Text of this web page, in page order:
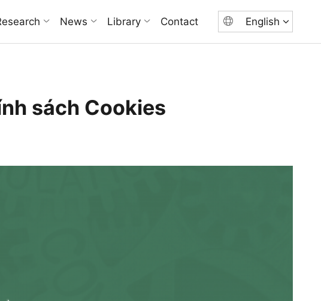
News Library Contact English
sách Cookies